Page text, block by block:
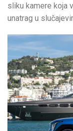
sliku kamere koja
unatrag u